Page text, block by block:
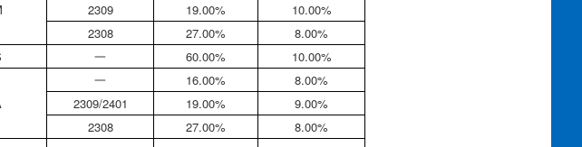
2309
19.00%
10.00%
2308
27.00%
8.00%
一 60.00% 10.00%
一 16.00%
8.00%
2309/2401
19.00%
9.00%
2308
27.00% 8.00%